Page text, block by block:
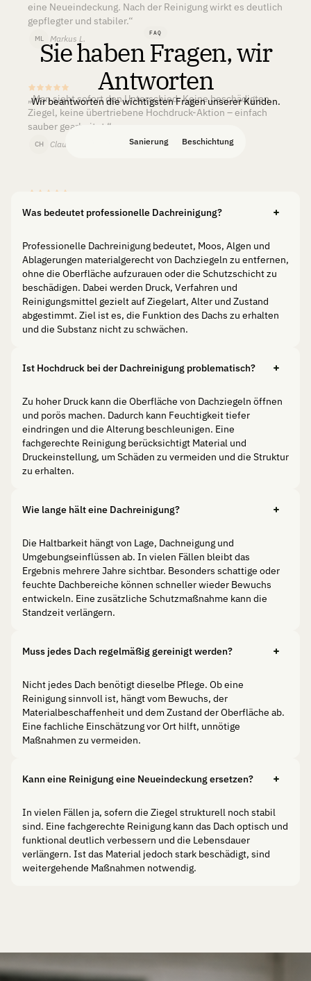
eine Neueindeckung. Nach der Reinigung wirkt es deutlich
gepflegter und stabiler.“
ML Markus L.
„Man sieht sofort den Unterschied. Keine beschädigten
Ziegel, keine übertriebene Hochdruck-Aktion – einfach
sauber gearbeitet.“
CH Claudia H.
strukturiert ab. Das Ergebnis ist natürlich und nicht
H Hannah
FAQ
Sie haben Fragen, wir
Antworten
Wir beantworten die wichtigsten Fragen unserer Kunden.
Sanierung Beschichtung
Was bedeutet professionelle Dachreinigung?
Professionelle Dachreinigung bedeutet, Moos, Algen und
Ablagerungen materialgerecht von Dachziegeln zu entfernen,
ohne die Oberfläche aufzurauen oder die Schutzschicht zu
beschädigen. Dabei werden Druck, Verfahren und
Reinigungsmittel gezielt auf Ziegelart, Alter und Zustand
abgestimmt. Ziel ist es, die Funktion des Dachs zu erhalten
und die Substanz nicht zu schwächen.
Ist Hochdruck bei der Dachreinigung problematisch?
Zu hoher Druck kann die Oberfläche von Dachziegeln öffnen
und porös machen. Dadurch kann Feuchtigkeit tiefer
eindringen und die Alterung beschleunigen. Eine
fachgerechte Reinigung berücksichtigt Material und
Druckeinstellung, um Schäden zu vermeiden und die Struktur
zu erhalten.
Wie lange hält eine Dachreinigung?
Die Haltbarkeit hängt von Lage, Dachneigung und
Umgebungseinflüssen ab. In vielen Fällen bleibt das
Ergebnis mehrere Jahre sichtbar. Besonders schattige oder
feuchte Dachbereiche können schneller wieder Bewuchs
entwickeln. Eine zusätzliche Schutzmaßnahme kann die
Standzeit verlängern.
Muss jedes Dach regelmäßig gereinigt werden?
Nicht jedes Dach benötigt dieselbe Pflege. Ob eine
Reinigung sinnvoll ist, hängt vom Bewuchs, der
Materialbeschaffenheit und dem Zustand der Oberfläche ab.
Eine fachliche Einschätzung vor Ort hilft, unnötige
Maßnahmen zu vermeiden.
Kann eine Reinigung eine Neueindeckung ersetzen?
In vielen Fällen ja, sofern die Ziegel strukturell noch stabil
sind. Eine fachgerechte Reinigung kann das Dach optisch und
funktional deutlich verbessern und die Lebensdauer
verlängern. Ist das Material jedoch stark beschädigt, sind
weitergehende Maßnahmen notwendig.